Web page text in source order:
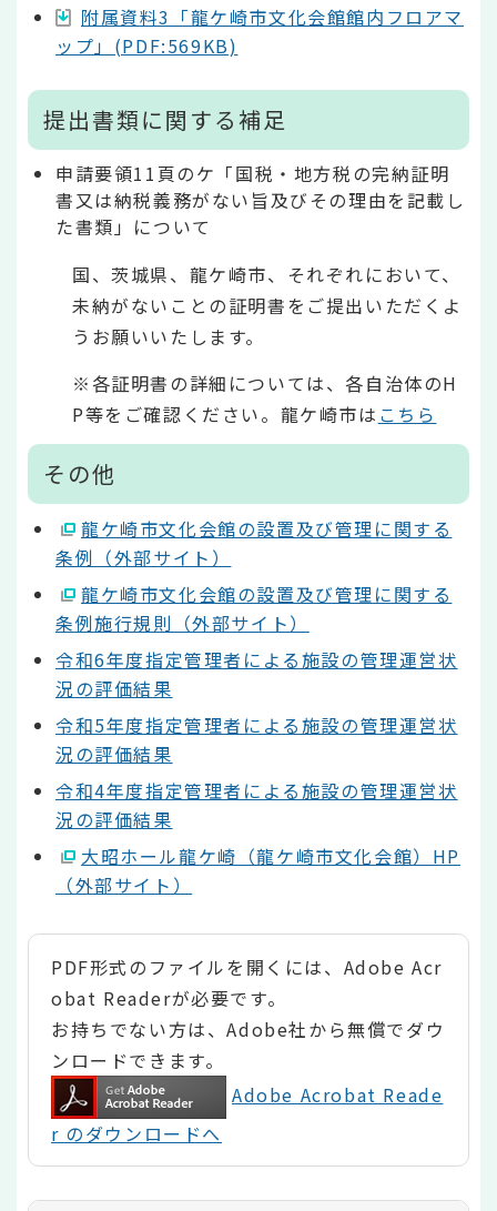
附属資料3「龍ケ崎市文化会館館内フロアマ
ップ」(PDF:569KB)
提出書類に関する補足
申請要領11頁のケ「国税・地方税の完納証明
書又は納税義務がない旨及びその理由を記載し
た書類」について
国、茨城県、龍ケ崎市、それぞれにおいて、
未納がないことの証明書をご提出いただくよ
うお願いいたします。
※各証明書の詳細については、各自治体のH
P等をご確認ください。龍ケ崎市は こちら
その他
龍ケ崎市文化会館の設置及び管理に関する
条例（外部サイト）
龍ケ崎市文化会館の設置及び管理に関する
条例施行規則（外部サイト）
令和6年度指定管理者による施設の管理運営状
況の評価結果
令和5年度指定管理者による施設の管理運営状
況の評価結果
令和4年度指定管理者による施設の管理運営状
況の評価結果
大昭ホール龍ケ崎（龍ケ崎市文化会館）HP
（外部サイト）
PDF形式のファイルを開くには、Adobe Acr
obat Readerが必要です。
お持ちでない方は、Adobe社から無償でダウ
ンロードできます。
Adobe Acrobat Reade
r のダウンロードへ